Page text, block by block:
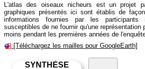
L'atlas des oiseaux nicheurs est un projet
graphiques présentés ici sont établis de
informations fournies par les
susceptibles de ne fournir qu'une représentation
moins pendant les premières années de
[Téléchargez les mailles pour GoogleEarth]